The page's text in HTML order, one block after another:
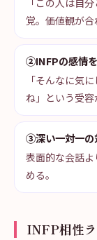
「この人は自
覚。価値観が合
②INFPの感情
「そんなに気
ね」という受容
③深い一対一の
表面的な会話
める。
INFP相性